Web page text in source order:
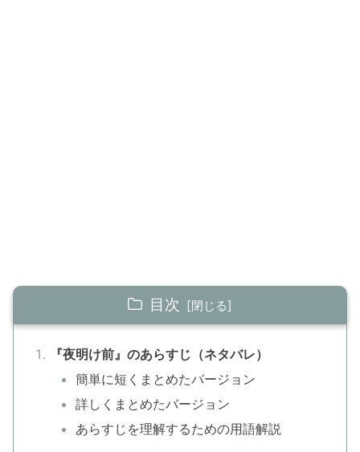
目次
『夜明け前』のあらすじ（ネタバレ）
簡単に短くまとめたバージョン
詳しくまとめたバージョン
あらすじを理解するための用語解説